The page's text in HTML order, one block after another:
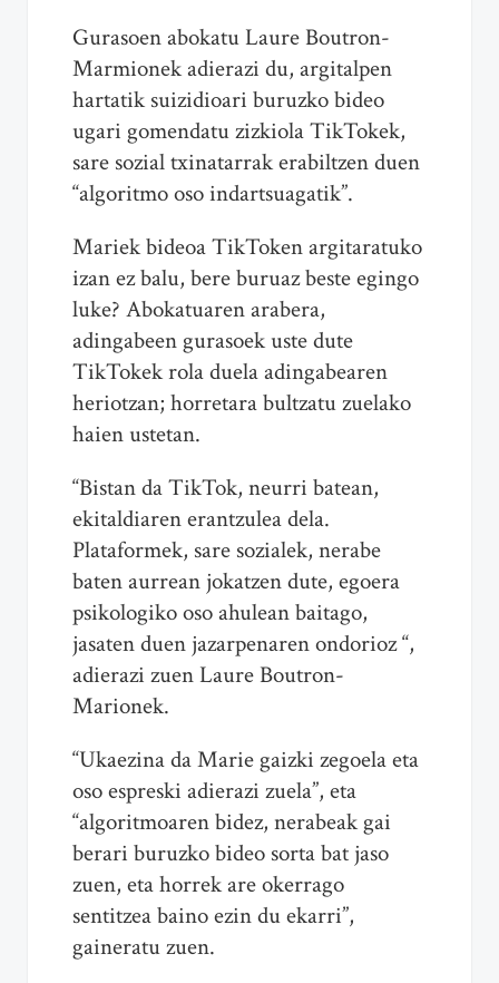
Gurasoen abokatu Laure Boutron-
Marmionek adierazi du, argitalpen
hartatik suizidioari buruzko bideo
ugari gomendatu zizkiola TikTokek,
sare sozial txinatarrak erabiltzen duen
“algoritmo oso indartsuagatik”.
Mariek bideoa TikToken argitaratuko
izan ez balu, bere buruaz beste egingo
luke? Abokatuaren arabera,
adingabeen gurasoek uste dute
TikTokek rola duela adingabearen
heriotzan; horretara bultzatu zuelako
haien ustetan.
“Bistan da TikTok, neurri batean,
ekitaldiaren erantzulea dela.
Plataformek, sare sozialek, nerabe
baten aurrean jokatzen dute, egoera
psikologiko oso ahulean baitago,
jasaten duen jazarpenaren ondorioz “,
adierazi zuen Laure Boutron-
Marionek.
“Ukaezina da Marie gaizki zegoela eta
oso espreski adierazi zuela”, eta
“algoritmoaren bidez, nerabeak gai
berari buruzko bideo sorta bat jaso
zuen, eta horrek are okerrago
sentitzea baino ezin du ekarri”,
gaineratu zuen.